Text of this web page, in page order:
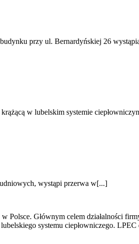
przy ul. Bernardyńskiej 26
w lubelskim systemie
wystąpi przerwa w[...]
Głównym celem działalności
systemu ciepłowniczego. LPEC